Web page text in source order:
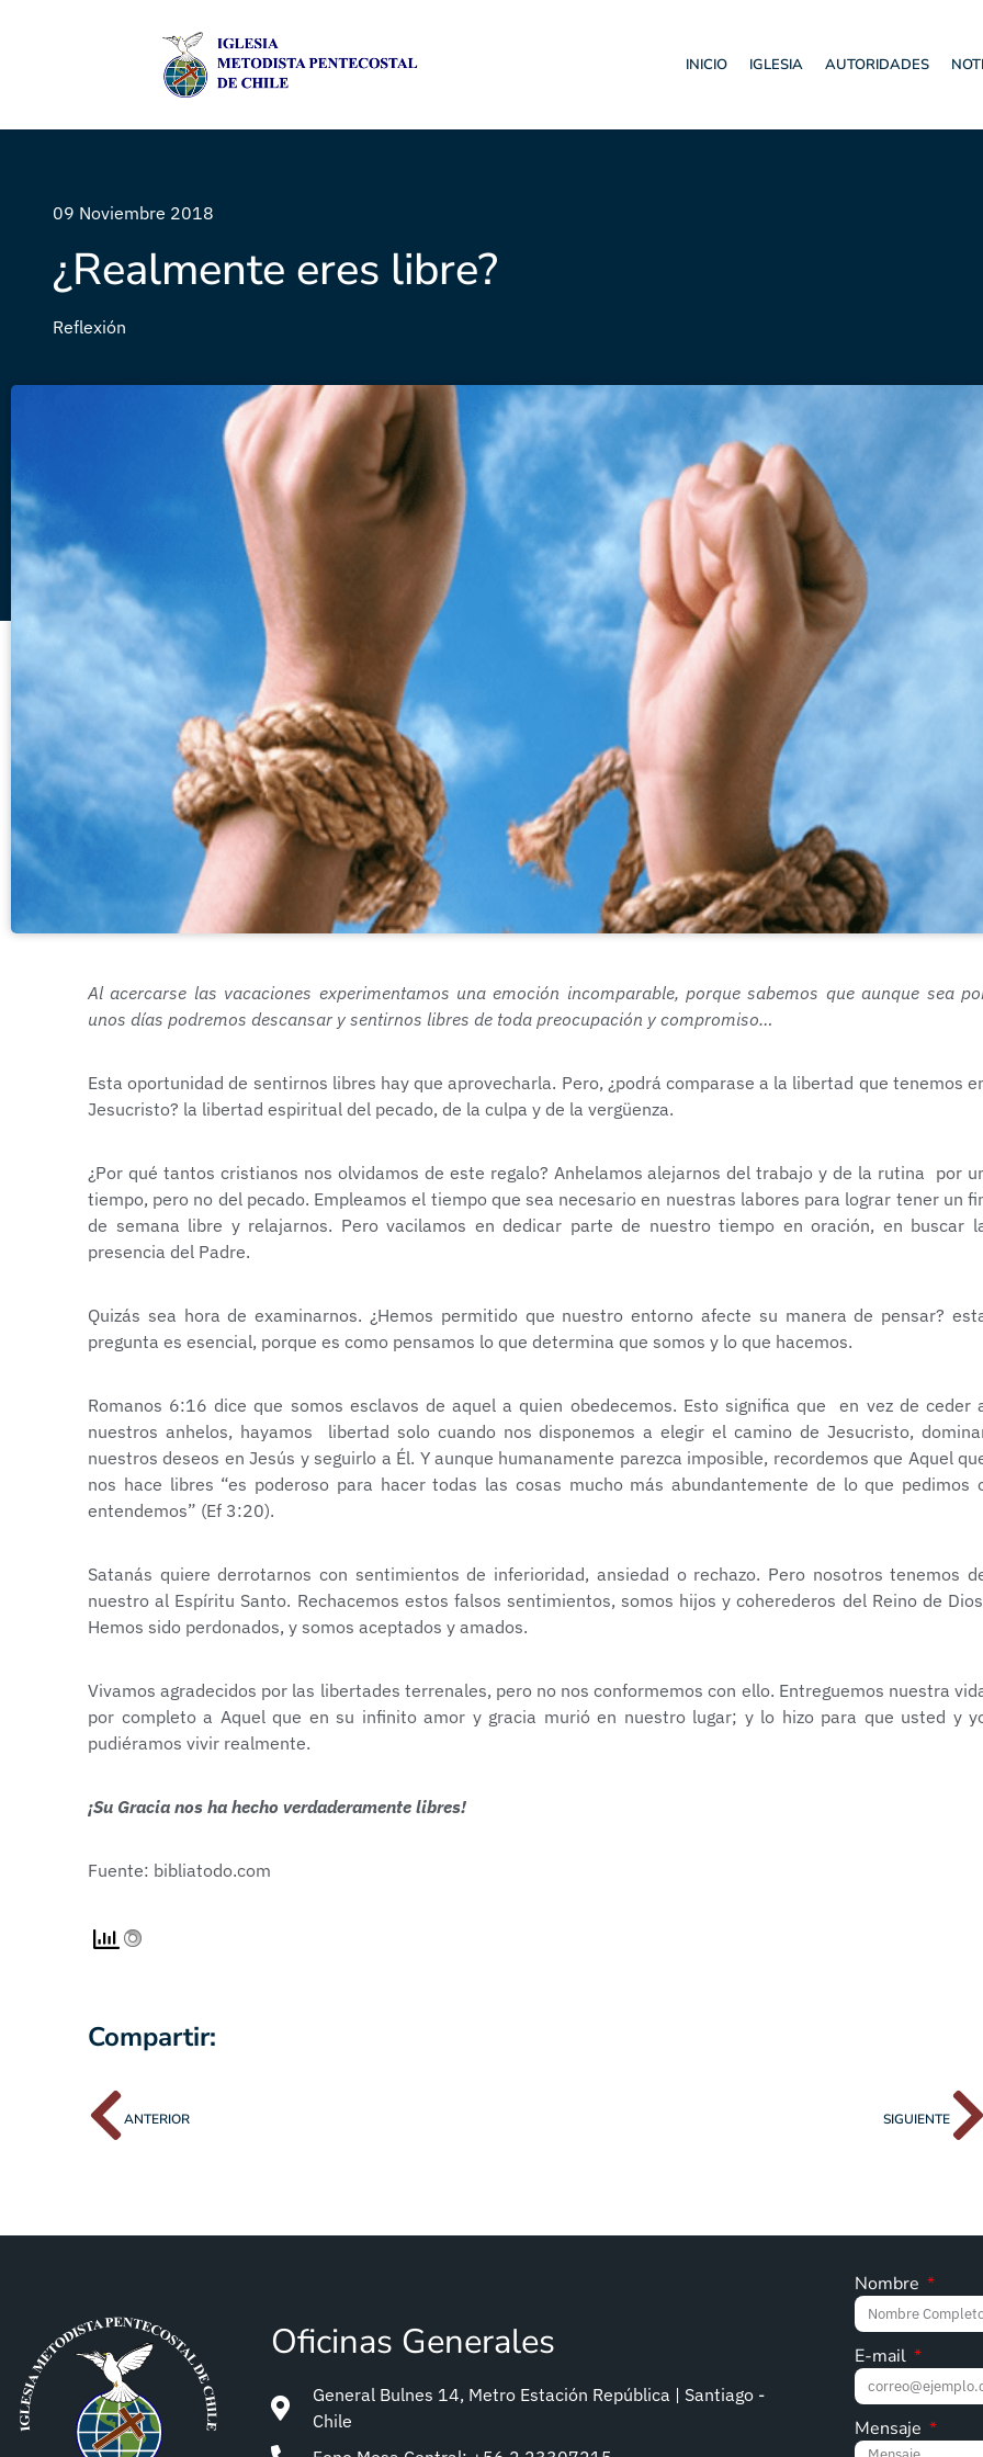
INICIO IGLESIA AUTORIDADES
09 Noviembre 2018
¿Realmente eres libre?
Reflexión
Al acercarse las vacaciones experimentamos una emoción incomparable, porque sabemos que aunque sea
unos días podremos descansar y sentirnos libres de toda preocupación y compromiso…
Esta oportunidad de sentirnos libres hay que aprovecharla. Pero, ¿podrá comparase a la libertad que tenemos
Jesucristo? la libertad espiritual del pecado, de la culpa y de la vergüenza.
¿Por qué tantos cristianos nos olvidamos de este regalo? Anhelamos alejarnos del trabajo y de la rutina por
tiempo, pero no del pecado. Empleamos el tiempo que sea necesario en nuestras labores para lograr tener un
de semana libre y relajarnos. Pero vacilamos en dedicar parte de nuestro tiempo en oración, en buscar
presencia del Padre.
Quizás sea hora de examinarnos. ¿Hemos permitido que nuestro entorno afecte su manera de pensar?
pregunta es esencial, porque es como pensamos lo que determina que somos y lo que hacemos.
Romanos 6:16 dice que somos esclavos de aquel a quien obedecemos. Esto significa que en vez de ceder
nuestros anhelos, hayamos libertad solo cuando nos disponemos a elegir el camino de Jesucristo,
nuestros deseos en Jesús y seguirlo a Él. Y aunque humanamente parezca imposible, recordemos que Aquel
nos hace libres “es poderoso para hacer todas las cosas mucho más abundantemente de lo que pedimos
entendemos” (Ef 3:20).
Satanás quiere derrotarnos con sentimientos de inferioridad, ansiedad o rechazo. Pero nosotros tenemos
nuestro al Espíritu Santo. Rechacemos estos falsos sentimientos, somos hijos y coherederos del Reino de
Hemos sido perdonados, y somos aceptados y amados.
Vivamos agradecidos por las libertades terrenales, pero no nos conformemos con ello. Entreguemos nuestra
por completo a Aquel que en su infinito amor y gracia murió en nuestro lugar; y lo hizo para que usted y
pudiéramos vivir realmente.
¡Su Gracia nos ha hecho verdaderamente libres!
Fuente: bibliatodo.com
Compartir:
ANTERIOR SIGUIENTE
Oficinas Generales
General Bulnes 14, Metro Estación República | Santiago -
Chile
Nombre
E-mail
Mensaje